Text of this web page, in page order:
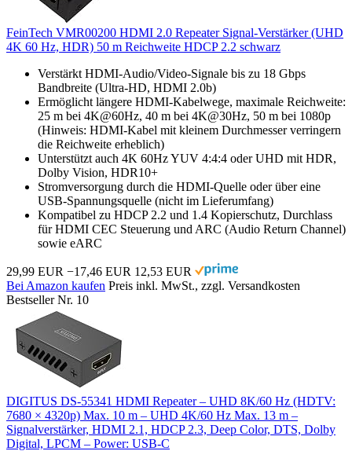
FeinTech VMR00200 HDMI 2.0 Repeater Signal-Verstärker (UHD
4K 60 Hz, HDR) 50 m Reichweite HDCP 2.2 schwarz
Verstärkt HDMI-Audio/Video-Signale bis zu 18 Gbps
Bandbreite (Ultra-HD, HDMI 2.0b)
Ermöglicht längere HDMI-Kabelwege, maximale Reichweite:
25 m bei 4K@60Hz, 40 m bei 4K@30Hz, 50 m bei 1080p
(Hinweis: HDMI-Kabel mit kleinem Durchmesser verringern
die Reichweite erheblich)
Unterstützt auch 4K 60Hz YUV 4:4:4 oder UHD mit HDR,
Dolby Vision, HDR10+
Stromversorgung durch die HDMI-Quelle oder über eine
USB-Spannungsquelle (nicht im Lieferumfang)
Kompatibel zu HDCP 2.2 und 1.4 Kopierschutz, Durchlass
für HDMI CEC Steuerung und ARC (Audio Return Channel)
sowie eARC
29,99 EUR −17,46 EUR 12,53 EUR
Bei Amazon kaufen Preis inkl. MwSt., zzgl. Versandkosten
Bestseller Nr. 10
DIGITUS DS-55341 HDMI Repeater – UHD 8K/60 Hz (HDTV:
7680 × 4320p) Max. 10 m – UHD 4K/60 Hz Max. 13 m –
Signalverstärker, HDMI 2.1, HDCP 2.3, Deep Color, DTS, Dolby
Digital, LPCM – Power: USB-C